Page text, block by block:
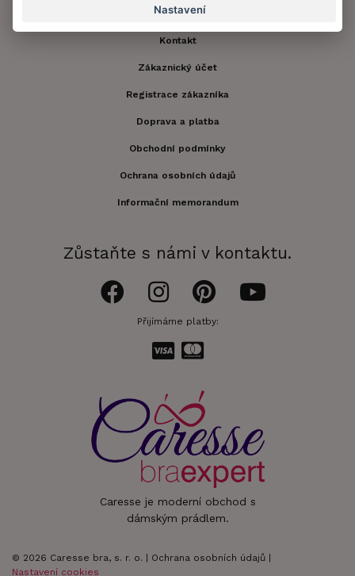
Caresse je moderní obchod s
dámským prádlem.
© 2026 Caresse bra, s. r. o. | Ochrana osobních údajů
Nastavení cookies
Speciální péče
Kontakt
Zákaznický účet
Registrace zákazníka
Doprava a platba
Obchodní podmínky
Ochrana osobních údajů
Informační memorandum
Zůstaňte s námi v kontaktu.
Přijímáme platby:
Nastavení